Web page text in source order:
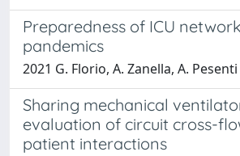
Preparedness of ICU
pandemics
2021 G. Florio, A. Zanella, A. Pesenti
Sharing mechanical
evaluation of circuit cross-
patient interactions